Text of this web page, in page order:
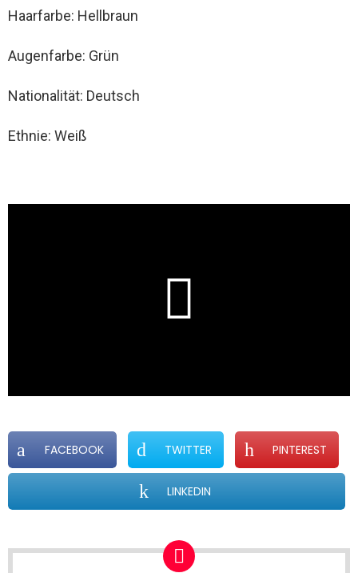
Haarfarbe: Hellbraun
Augenfarbe: Grün
Nationalität: Deutsch
Ethnie: Weiß
FACEBOOK TWITTER PINTEREST
LINKEDIN